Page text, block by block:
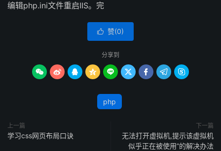
编辑php.ini文件重启IIS。完
 赞(0)
分享到
        
php
上一篇
学习css网页布局口诀
下一篇
无法打开虚拟机,提示该虚拟机
似乎正在被使用”的解决办法